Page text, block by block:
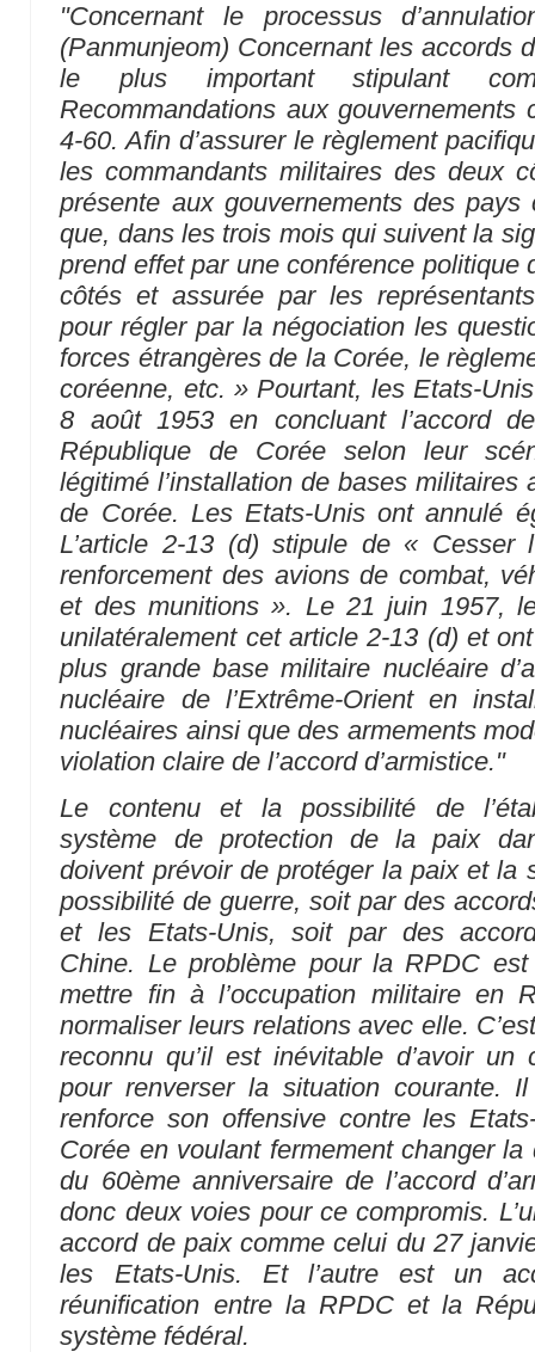
"Concernant le processus
(Panmunjeom) Concernant les accords
le plus important stipulant
Recommandations aux gouvernements
4-60. Afin d’assurer le règlement
les commandants militaires des deux
présente aux gouvernements des
que, dans les trois mois qui suivent la
prend effet par une conférence politique
côtés et assurée par les
pour régler par la négociation les
forces étrangères de la Corée, le
coréenne, etc. » Pourtant, les Etats-
8 août 1953 en concluant l’accord
République de Corée selon leur
légitimé l’installation de bases militaires
de Corée. Les Etats-Unis ont annulé
L’article 2-13 (d) stipule de « Cesser
renforcement des avions de combat,
et des munitions ». Le 21 juin 1957,
unilatéralement cet article 2-13 (d) et
plus grande base militaire nucléaire
nucléaire de l’Extrême-Orient en
nucléaires ainsi que des armements
violation claire de l’accord d’armistice."
Le contenu et la possibilité de
système de protection de la paix
doivent prévoir de protéger la paix et la
possibilité de guerre, soit par des
et les Etats-Unis, soit par des
Chine. Le problème pour la RPDC
mettre fin à l’occupation militaire en
normaliser leurs relations avec elle.
reconnu qu’il est inévitable d’avoir
pour renverser la situation courante.
renforce son offensive contre les
Corée en voulant fermement changer la
du 60ème anniversaire de l’accord
donc deux voies pour ce compromis.
accord de paix comme celui du 27
les Etats-Unis. Et l’autre est un
réunification entre la RPDC et la
système fédéral.